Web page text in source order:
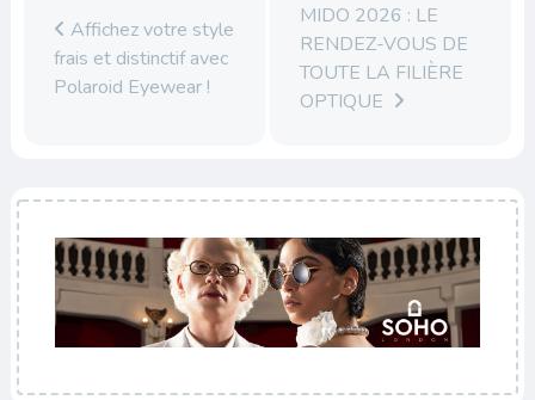
Affichez votre style
frais et distinctif avec
Polaroid Eyewear !
MIDO 2026 : LE
RENDEZ-VOUS DE
TOUTE LA FILIÈRE
OPTIQUE